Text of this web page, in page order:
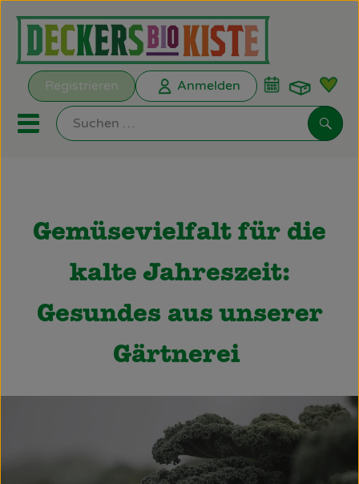
Registrieren Anmelden
Mobiles Menu öffnen oder
Kochkisten
ANGEBOTE
EMPFEHLUNGEN
Gemüsevielfalt für die
kalte Jahreszeit:
Gesundes aus unserer
Gärtnerei